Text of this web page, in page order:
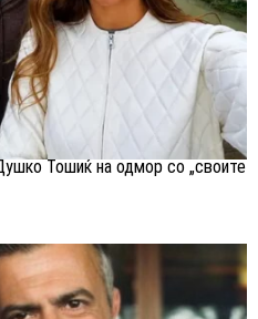
Тошиќ на одмор со „своите